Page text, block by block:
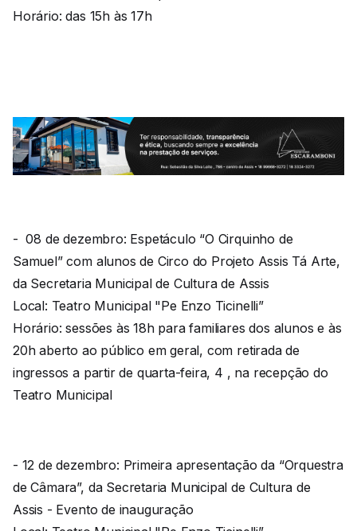
Horário: das 15h às 17h
- 08 de dezembro: Espetáculo “O Cirquinho de
Samuel” com alunos de Circo do Projeto Assis Tá Arte,
da Secretaria Municipal de Cultura de Assis
Local: Teatro Municipal "Pe Enzo Ticinelli”
Horário: sessões às 18h para familiares dos alunos e às
20h aberto ao público em geral, com retirada de
ingressos a partir de quarta-feira, 4 , na recepção do
Teatro Municipal
- 12 de dezembro: Primeira apresentação da “Orquestra
de Câmara”, da Secretaria Municipal de Cultura de
Assis - Evento de inauguração